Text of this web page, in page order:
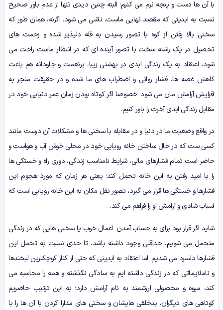
با آن ها دست و پنجه نرم می کنیم؛ البته چنین دیدی تنها از عدم باور صحیح
نسبت به ابدیتی که مقصد نهایی ماست، ناشی می شود. اگرنه، همان طور که
سختی بالا رفتن از کوه با تصور رسیدن به قله دلپذیر شده و زحمت های
تحصیل در یک رشته سخت با تصور آینده ای که در انتظار ماست راحت می
شود، اعتقاد به یک زندگی ابدی در بهشتی زیبا، پرنعمت و جاودانه هم باعث
کاهش غصه ها، فشار روانی و اضطراب های ما شده و در حقیقت منجر به
افزایش آرامش مان می شود؛ خصوصا اگر کوتاه بودن زمان عمر دنیایی خود در
مقابل زندگی ابدی آخرت را باور کنیم.
در واقع وضعیت ما در دنیا و در مقابله با سختی ها و مشکلات آن درست مانند
کسی ست که در حال ساختن خانه رویایی خود در محلی خوش آب و هواست و
حاضر است تمام فشارهای مالی، شرایط نامناسب زندگی، دوری راه و خستگی ها
را با امید رفتن به این خانه تحمل کند؛ یعنی هر زمان که مورد هجوم این
فشارها و خستگی ها قرار می گیرد، تصور نقل مکان به این خانه رویایی است که
اسباب شادی و آرامش او را فراهم می کند.
شاید اگر قرار بود برای به حساب آمدن اعمال خوب یا سختی هایی که در زندگی
متحمل می شویم، حداقلی وجود داشته باشد، تا حدی نسبت به تحمل این
فشارها دلسرد می شدیم؛ اما اعتقاد به ابدیتی که حتی از کنار کوچکترین لبخندها
و ناملایماتی که در زندگی داشته ایم به سادگی نگذشته و همه را محاسبه می
کند، میوه و محصولی ارزشمند به نام آرامش دارد؛ به این ترتیب حاضریم
کوتاهی های دیگران، بدخلقی هایشان و سختی های مدارا کردن با آن ها را با